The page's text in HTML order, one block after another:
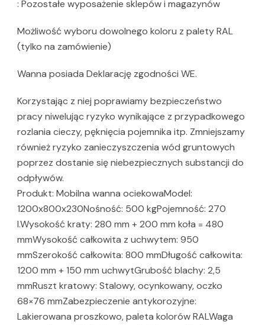
: Pozostałe wyposażenie sklepów i magazynów
Możliwość wyboru dowolnego koloru z palety RAL
(tylko na zamówienie)
Wanna posiada Deklarację zgodności WE.
Korzystając z niej poprawiamy bezpieczeństwo
pracy niwelując ryzyko wynikające z przypadkowego
rozlania cieczy, pęknięcia pojemnika itp. Zmniejszamy
również ryzyko zanieczyszczenia wód gruntowych
poprzez dostanie się niebezpiecznych substancji do
odpływów.
Produkt: Mobilna wanna ociekowaModel:
1200x800x230Nośność: 500 kgPojemność: 270
l.Wysokość kraty: 280 mm + 200 mm koła = 480
mmWysokość całkowita z uchwytem: 950
mmSzerokość całkowita: 800 mmDługość całkowita:
1200 mm + 150 mm uchwytGrubość blachy: 2,5
mmRuszt kratowy: Stalowy, ocynkowany, oczko
68×76 mmZabezpieczenie antykorozyjne:
Lakierowana proszkowo, paleta kolorów RALWaga